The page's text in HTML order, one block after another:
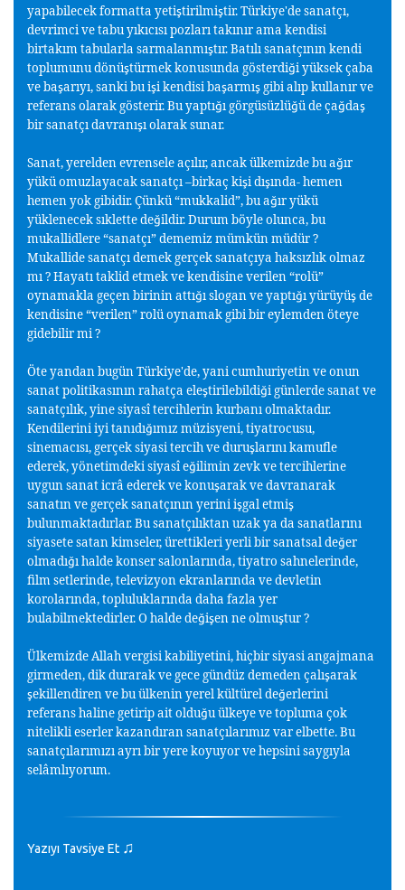
yapabilecek formatta yetiştirilmiştir. Türkiye'de sanatçı,
devrimci ve tabu yıkıcısı pozları takınır ama kendisi
birtakım tabularla sarmalanmıştır. Batılı sanatçının kendi
toplumunu dönüştürmek konusunda gösterdiği yüksek çaba
ve başarıyı, sanki bu işi kendisi başarmış gibi alıp kullanır ve
referans olarak gösterir. Bu yaptığı görgüsüzlüğü de çağdaş
bir sanatçı davranışı olarak sunar.
Sanat, yerelden evrensele açılır, ancak ülkemizde bu ağır
yükü omuzlayacak sanatçı –birkaç kişi dışında- hemen
hemen yok gibidir. Çünkü “mukkalid”, bu ağır yükü
yüklenecek sıklette değildir. Durum böyle olunca, bu
mukallidlere “sanatçı” dememiz mümkün müdür ?
Mukallide sanatçı demek gerçek sanatçıya haksızlık olmaz
mı ? Hayatı taklid etmek ve kendisine verilen “rolü”
oynamakla geçen birinin attığı slogan ve yaptığı yürüyüş de
kendisine “verilen” rolü oynamak gibi bir eylemden öteye
gidebilir mi ?
Öte yandan bugün Türkiye'de, yani cumhuriyetin ve onun
sanat politikasının rahatça eleştirilebildiği günlerde sanat ve
sanatçılık, yine siyasî tercihlerin kurbanı olmaktadır.
Kendilerini iyi tanıdığımız müzisyeni, tiyatrocusu,
sinemacısı, gerçek siyasi tercih ve duruşlarını kamufle
ederek, yönetimdeki siyasî eğilimin zevk ve tercihlerine
uygun sanat icrâ ederek ve konuşarak ve davranarak
sanatın ve gerçek sanatçının yerini işgal etmiş
bulunmaktadırlar. Bu sanatçılıktan uzak ya da sanatlarını
siyasete satan kimseler, ürettikleri yerli bir sanatsal değer
olmadığı halde konser salonlarında, tiyatro sahnelerinde,
film setlerinde, televizyon ekranlarında ve devletin
korolarında, topluluklarında daha fazla yer
bulabilmektedirler. O halde değişen ne olmuştur ?
Ülkemizde Allah vergisi kabiliyetini, hiçbir siyasi angajmana
girmeden, dik durarak ve gece gündüz demeden çalışarak
şekillendiren ve bu ülkenin yerel kültürel değerlerini
referans haline getirip ait olduğu ülkeye ve topluma çok
nitelikli eserler kazandıran sanatçılarımız var elbette. Bu
sanatçılarımızı ayrı bir yere koyuyor ve hepsini saygıyla
selâmlıyorum.
Yazıyı Tavsiye Et ♫